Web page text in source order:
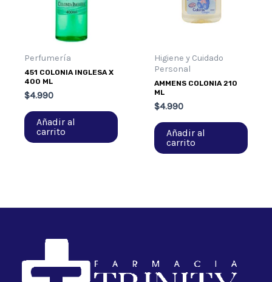
Perfumería
451 COLONIA INGLESA X
400 ML
$4.990
Añadir al
carrito
Higiene y Cuidado
Personal
AMMENS COLONIA 210
ML
$4.990
Añadir al
carrito